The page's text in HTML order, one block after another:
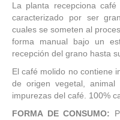
La planta recepciona
caracterizado por ser
cuales se someten al
forma manual bajo un
recepción del grano hasta
El café molido no contiene
de origen vegetal,
impurezas del café. 100%
FORMA DE CONSUMO: